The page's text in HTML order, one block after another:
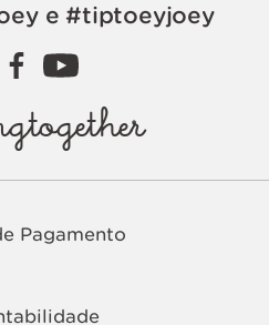
e #tiptoeyjoey
Pagamento